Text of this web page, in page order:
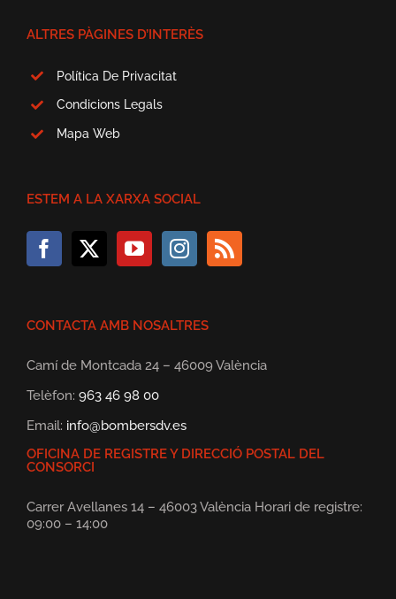
ALTRES PÀGINES D’INTERÈS
Política De Privacitat
Condicions Legals
Mapa Web
ESTEM A LA XARXA SOCIAL
CONTACTA AMB NOSALTRES
Camí de Montcada 24 – 46009 València
Telèfon: 963 46 98 00
Email: info@bombersdv.es
OFICINA DE REGISTRE Y DIRECCIÓ POSTAL DEL
CONSORCI
Carrer Avellanes 14 – 46003 València Horari de registre:
09:00 – 14:00